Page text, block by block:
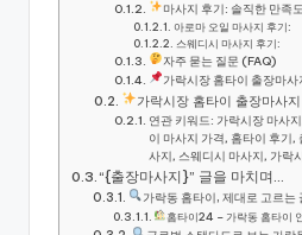
마사지 후기: 솔직한 만족
아로마 오일 마사지 후기:
스웨디시 마사지 후기:
자주 묻는 질문 (FAQ)
가락시장 홈타이 출장마
가락시장 홈타이 출장마사
연관 키워드: 가락시장 마사
이 마사지 가격, 홈타이 후기,
사지, 스웨디시 마사지, 가락
“{출장마사지}” 글을 마치며…
가락동 홈타이, 제대로 고르는
홈타이24 – 가락동 홈타이